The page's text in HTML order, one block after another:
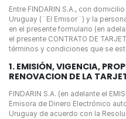
Entre FINDARIN S.A., con
Uruguay (¨El Emisor¨) y la
en el presente formulario (en
el presente CONTRATO DE
términos y condiciones que se
1. EMISIÓN, VIGENCIA,
RENOVACION DE LA
FINDARIN S.A. (en adelante el
Emisora de Dinero Electrónico
Uruguay de acuerdo con la